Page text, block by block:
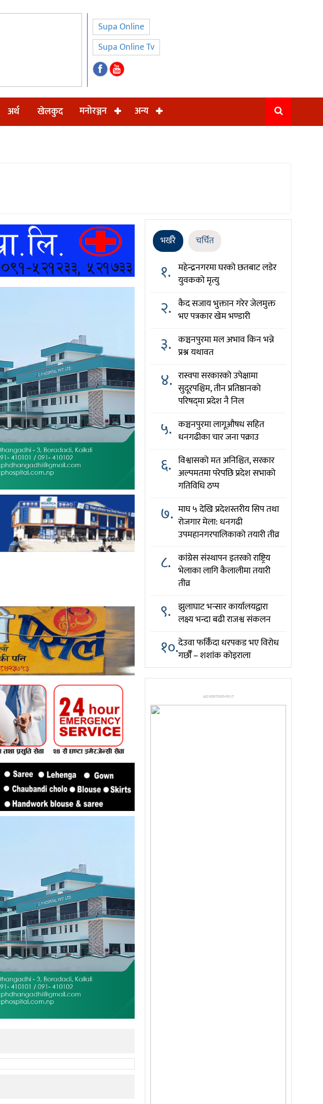
Supa Online
Supa Online Tv
अर्थ खेलकुद मनोरञ्जन अन्य
भर्खरै चर्चित
१. महेन्द्रनगरमा घरको छतबाट लडेर
युवकको मृत्यु
२. कैद सजाय भुक्तान गरेर जेलमुक्त
भए पत्रकार खेम भण्डारी
३. कञ्चनपुरमा मल अभाव किन भन्ने
प्रश्न यथावत
४. रास्वपा सरकारको उपेक्षामा
सुदूरपश्चिम, तीन प्रतिष्ठानको
परिषद्‌मा प्रदेश नै निल
५. कञ्चनपुरमा लागूऔषध सहित
धनगढीका चार जना पक्राउ
६. विश्वासको मत अनिश्चित, सरकार
अल्पमतमा परेपछि प्रदेश सभाको
गतिविधि ठप्प
७. माघ ५ देखि प्रदेशस्तरीय सिप तथा
रोजगार मेला: धनगढी
उपमहानगरपालिकाको तयारी तीव्र
८. कांग्रेस संस्थापन इतरको राष्ट्रिय
भेलाका लागि कैलालीमा तयारी
तीव्र
९. झुलाघाट भन्सार कार्यालयद्वारा
लक्ष्य भन्दा बढी राजश्व संकलन
१०.देउवा फर्किँदा धरपकड भए विरोध
गर्छौँं – शशांक कोइराला
ADVERTISEMENT